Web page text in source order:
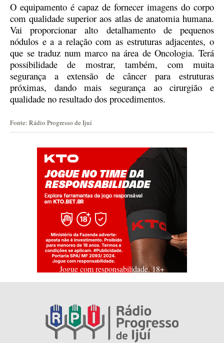
O equipamento é capaz de fornecer imagens do corpo
com qualidade superior aos atlas de anatomia humana.
Vai proporcionar alto detalhamento de pequenos
nódulos e a a relação com as estruturas adjacentes, o
que se traduz num marco na área de Oncologia. Terá
possibilidade de mostrar, também, com muita
segurança a extensão de câncer para estruturas
próximas, dando mais segurança ao cirurgião e
qualidade no resultado dos procedimentos.
Fonte: Rádio Progresso de Ijuí
Jogue com responsabilidade. 18+